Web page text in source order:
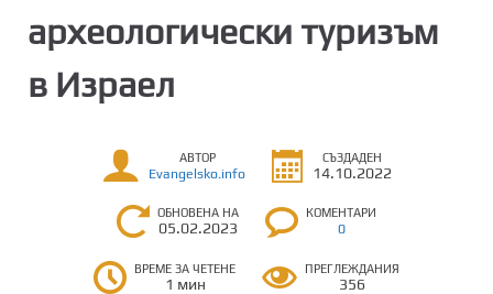
археологически туризъм
в Израел
АВТОР
Evangelsko.info
СЪЗДАДЕН
14.10.2022
ОБНОВЕНА НА
05.02.2023
КОМЕНТАРИ
0
ВРЕМЕ ЗА ЧЕТЕНЕ
1 мин
ПРЕГЛЕЖДАНИЯ
356